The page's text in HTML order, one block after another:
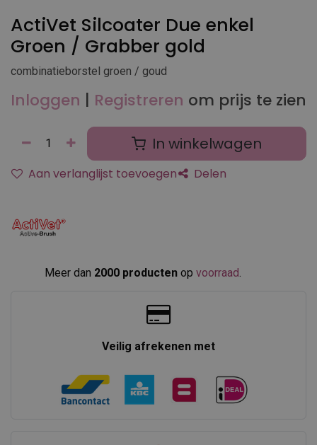
ActiVet Silcoater Due enkel
Groen / Grabber gold
combinatieborstel groen / goud
Inloggen | Registreren om prijs te zien
In winkelwagen
Aan verlanglijst toevoegen Delen
Meer dan 2000 producten op voorraad
Veilig afrekenen met